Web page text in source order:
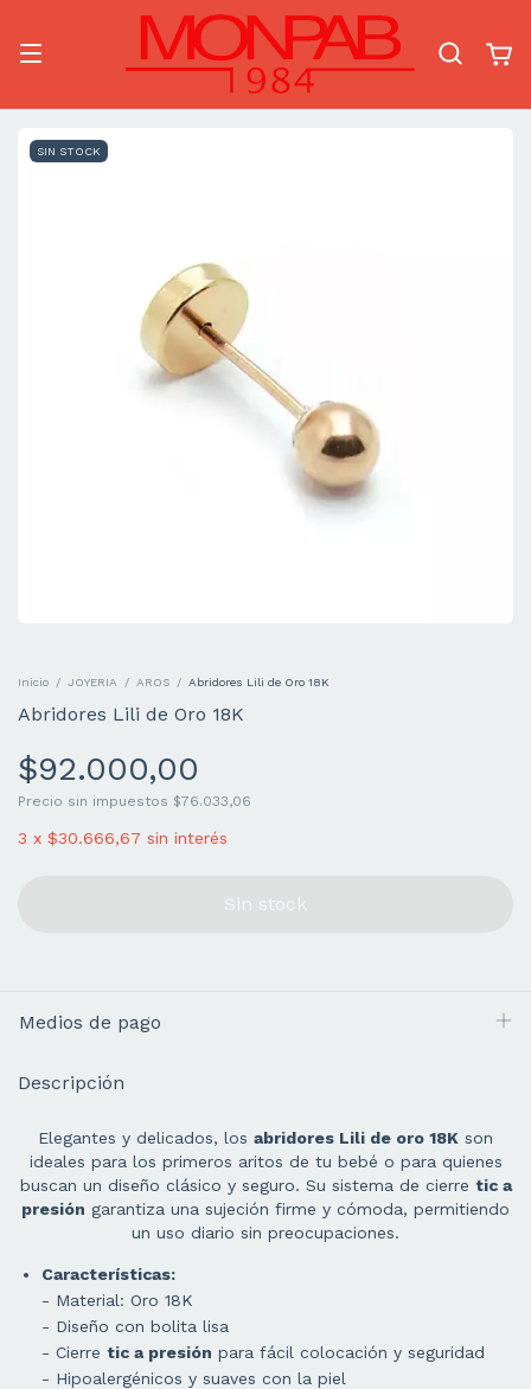
SIN STOCK
Inicio / JOYERIA / AROS / Abridores Lili de Oro 18K
Abridores Lili de Oro 18K
$92.000,00
Precio sin impuestos $76.033,06
3 x $30.666,67 sin interés
Medios de pago
Descripción
Elegantes y delicados, los abridores Lili de oro 18K son
ideales para los primeros aritos de tu bebé o para quienes
buscan un diseño clásico y seguro. Su sistema de cierre tic a
presión garantiza una sujeción firme y cómoda, permitiendo
un uso diario sin preocupaciones.
Características:
- Material: Oro 18K
- Diseño con bolita lisa
- Cierre tic a presión para fácil colocación y seguridad
- Hipoalergénicos y suaves con la piel